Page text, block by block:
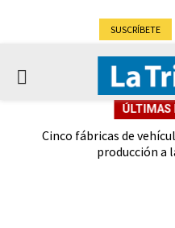
SUSCRÍBETE
PRIMARY
ÚLTIMAS
Cinco fábricas de
producción a